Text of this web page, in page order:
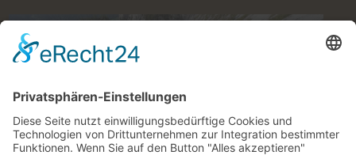
Klettern im Gesäuse mit Bergführer
8. August 2026 to 27. Oktober 2026